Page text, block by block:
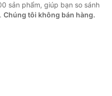
sản phẩm, giúp bạn so sánh
Chúng tôi không bán hàng.